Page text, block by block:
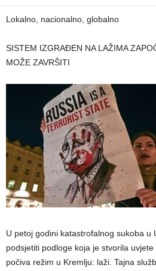
Lokalno, nacionalno, globalno
SISTEM IZGRAĐEN NA LAŽIMA
MOŽE ZAVRŠITI
U petoj godini katastrofalnog sukoba u
podsjetiti podloge koja je stvorila
počiva režim u Kremlju: laži. Tajna